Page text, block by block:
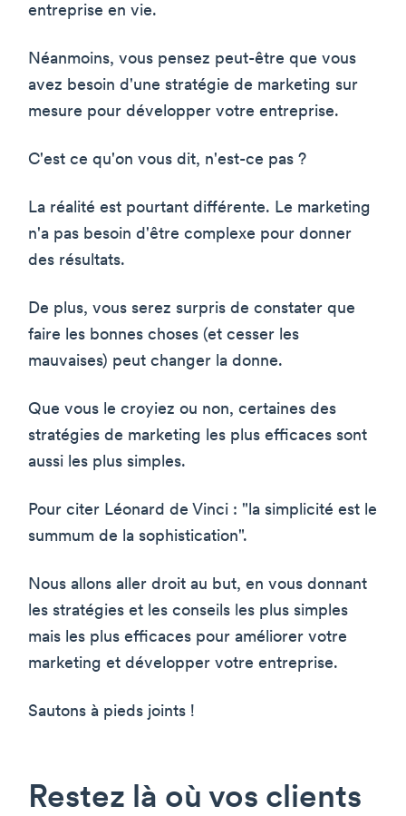
entreprise en vie.
Néanmoins, vous pensez peut-être que vous
avez besoin d'une stratégie de marketing sur
mesure pour développer votre entreprise.
C'est ce qu'on vous dit, n'est-ce pas ?
La réalité est pourtant différente. Le marketing
n'a pas besoin d'être complexe pour donner
des résultats.
De plus, vous serez surpris de constater que
faire les bonnes choses (et cesser les
mauvaises) peut changer la donne.
Que vous le croyiez ou non, certaines des
stratégies de marketing les plus efficaces sont
aussi les plus simples.
Pour citer Léonard de Vinci : "la simplicité est le
summum de la sophistication".
Nous allons aller droit au but, en vous donnant
les stratégies et les conseils les plus simples
mais les plus efficaces pour améliorer votre
marketing et développer votre entreprise.
Sautons à pieds joints !
Restez là où vos clients